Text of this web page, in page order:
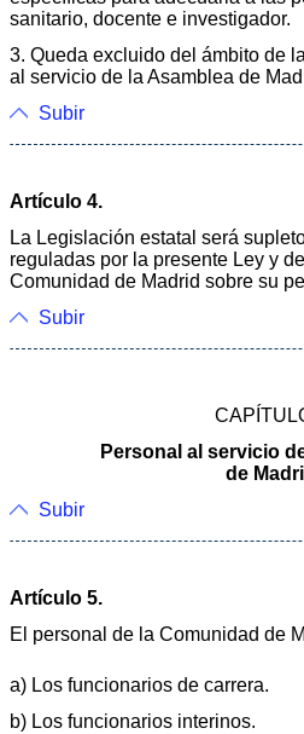
sanitario, docente e investigador.
3. Queda excluido del ámbito de
al servicio de la Asamblea de
Subir
Artículo 4.
La Legislación estatal será
reguladas por la presente Ley y
Comunidad de Madrid sobre su
Subir
Personal al servicio
de
Subir
Artículo 5.
El personal de la Comunidad de
a) Los funcionarios de carrera.
b) Los funcionarios interinos.